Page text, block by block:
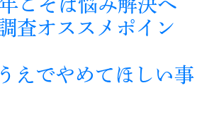
こそは悩み解決へ
査オススメポイン
えでやめてほしい事